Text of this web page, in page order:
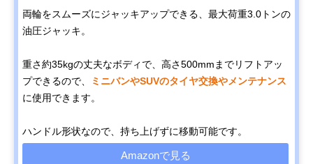
両輪をスムーズにジャッキアップできる、最大荷重3.0トンの
油圧ジャッキ。
重さ約35kgの丈夫なボディで、高さ500mmまでリフトアッ
プできるので、
ミニバンやSUVのタイヤ交換やメンテナンス
に使用できます。
ハンドル形状なので、持ち上げずに移動可能です。
Amazonで見る